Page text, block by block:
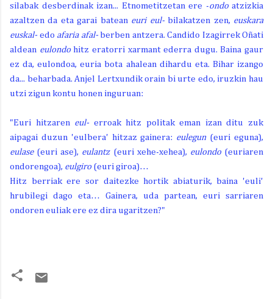
silabak desberdinak izan... Etnometitzetan ere -ondoatzizkia
azaltzen da eta garai batean euri eul-bilakatzen zen, euskara
euskal- edo afaria afal-berben antzera. Candido Izagirrek Oñati
aldean eulondo hitz eratorri xarmant ederra dugu. Baina gaur
ez da, eulondoa, euria bota ahalean dihardu eta. Bihar izango
da... beharbada. Anjel Lertxundik orain bi urte edo, iruzkin hau
utzi zigun kontu honen inguruan:
"Euri hitzaren eul- erroak hitz politak eman izan ditu zuk
aipagai duzun 'eulbera' hitzaz gainera: eulegun(euri eguna),
eulase(euri ase), eulantz(euri xehe-xehea), eulondo(euriaren
ondorengoa), eulgiro(euri giroa)…
Hitz berriak ere sor daitezke hortik abiaturik, baina 'euli'
hrubilegi dago eta… Gainera, uda partean, euri sarriaren
ondoren euliak ere ez dira ugaritzen?"